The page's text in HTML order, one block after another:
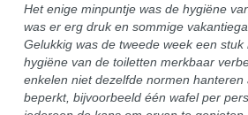
Het enige minpuntje was de hygiëne
was er erg druk en sommige
Gelukkig was de tweede week een
hygiëne van de toiletten merkbaar
enkelen niet dezelfde normen
beperkt, bijvoorbeeld één wafel per